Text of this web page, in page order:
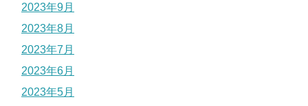
2023年9月
2023年8月
2023年7月
2023年6月
2023年5月